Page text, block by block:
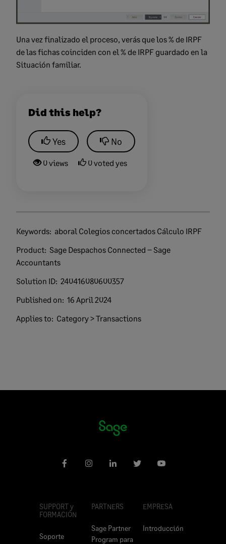
Una vez finalizado el proceso, verás que los % de IRPF
de las fichas coinciden con el % de IRPF guardado en la
Situación familiar.
Did this help?
Yes No
0 views 0 voted yes
Keywords: aboral Colegios concertados Cálculo IRPF
Product:
Accountants
Solution ID: 240416080600357
Published on: 16 April 2024
Applies to: Category > Transactions
SUPPORT y
FORMACIÓN
Soporte
PARTNERS
Sage Partner
Program para
EMPRESA
Introducción